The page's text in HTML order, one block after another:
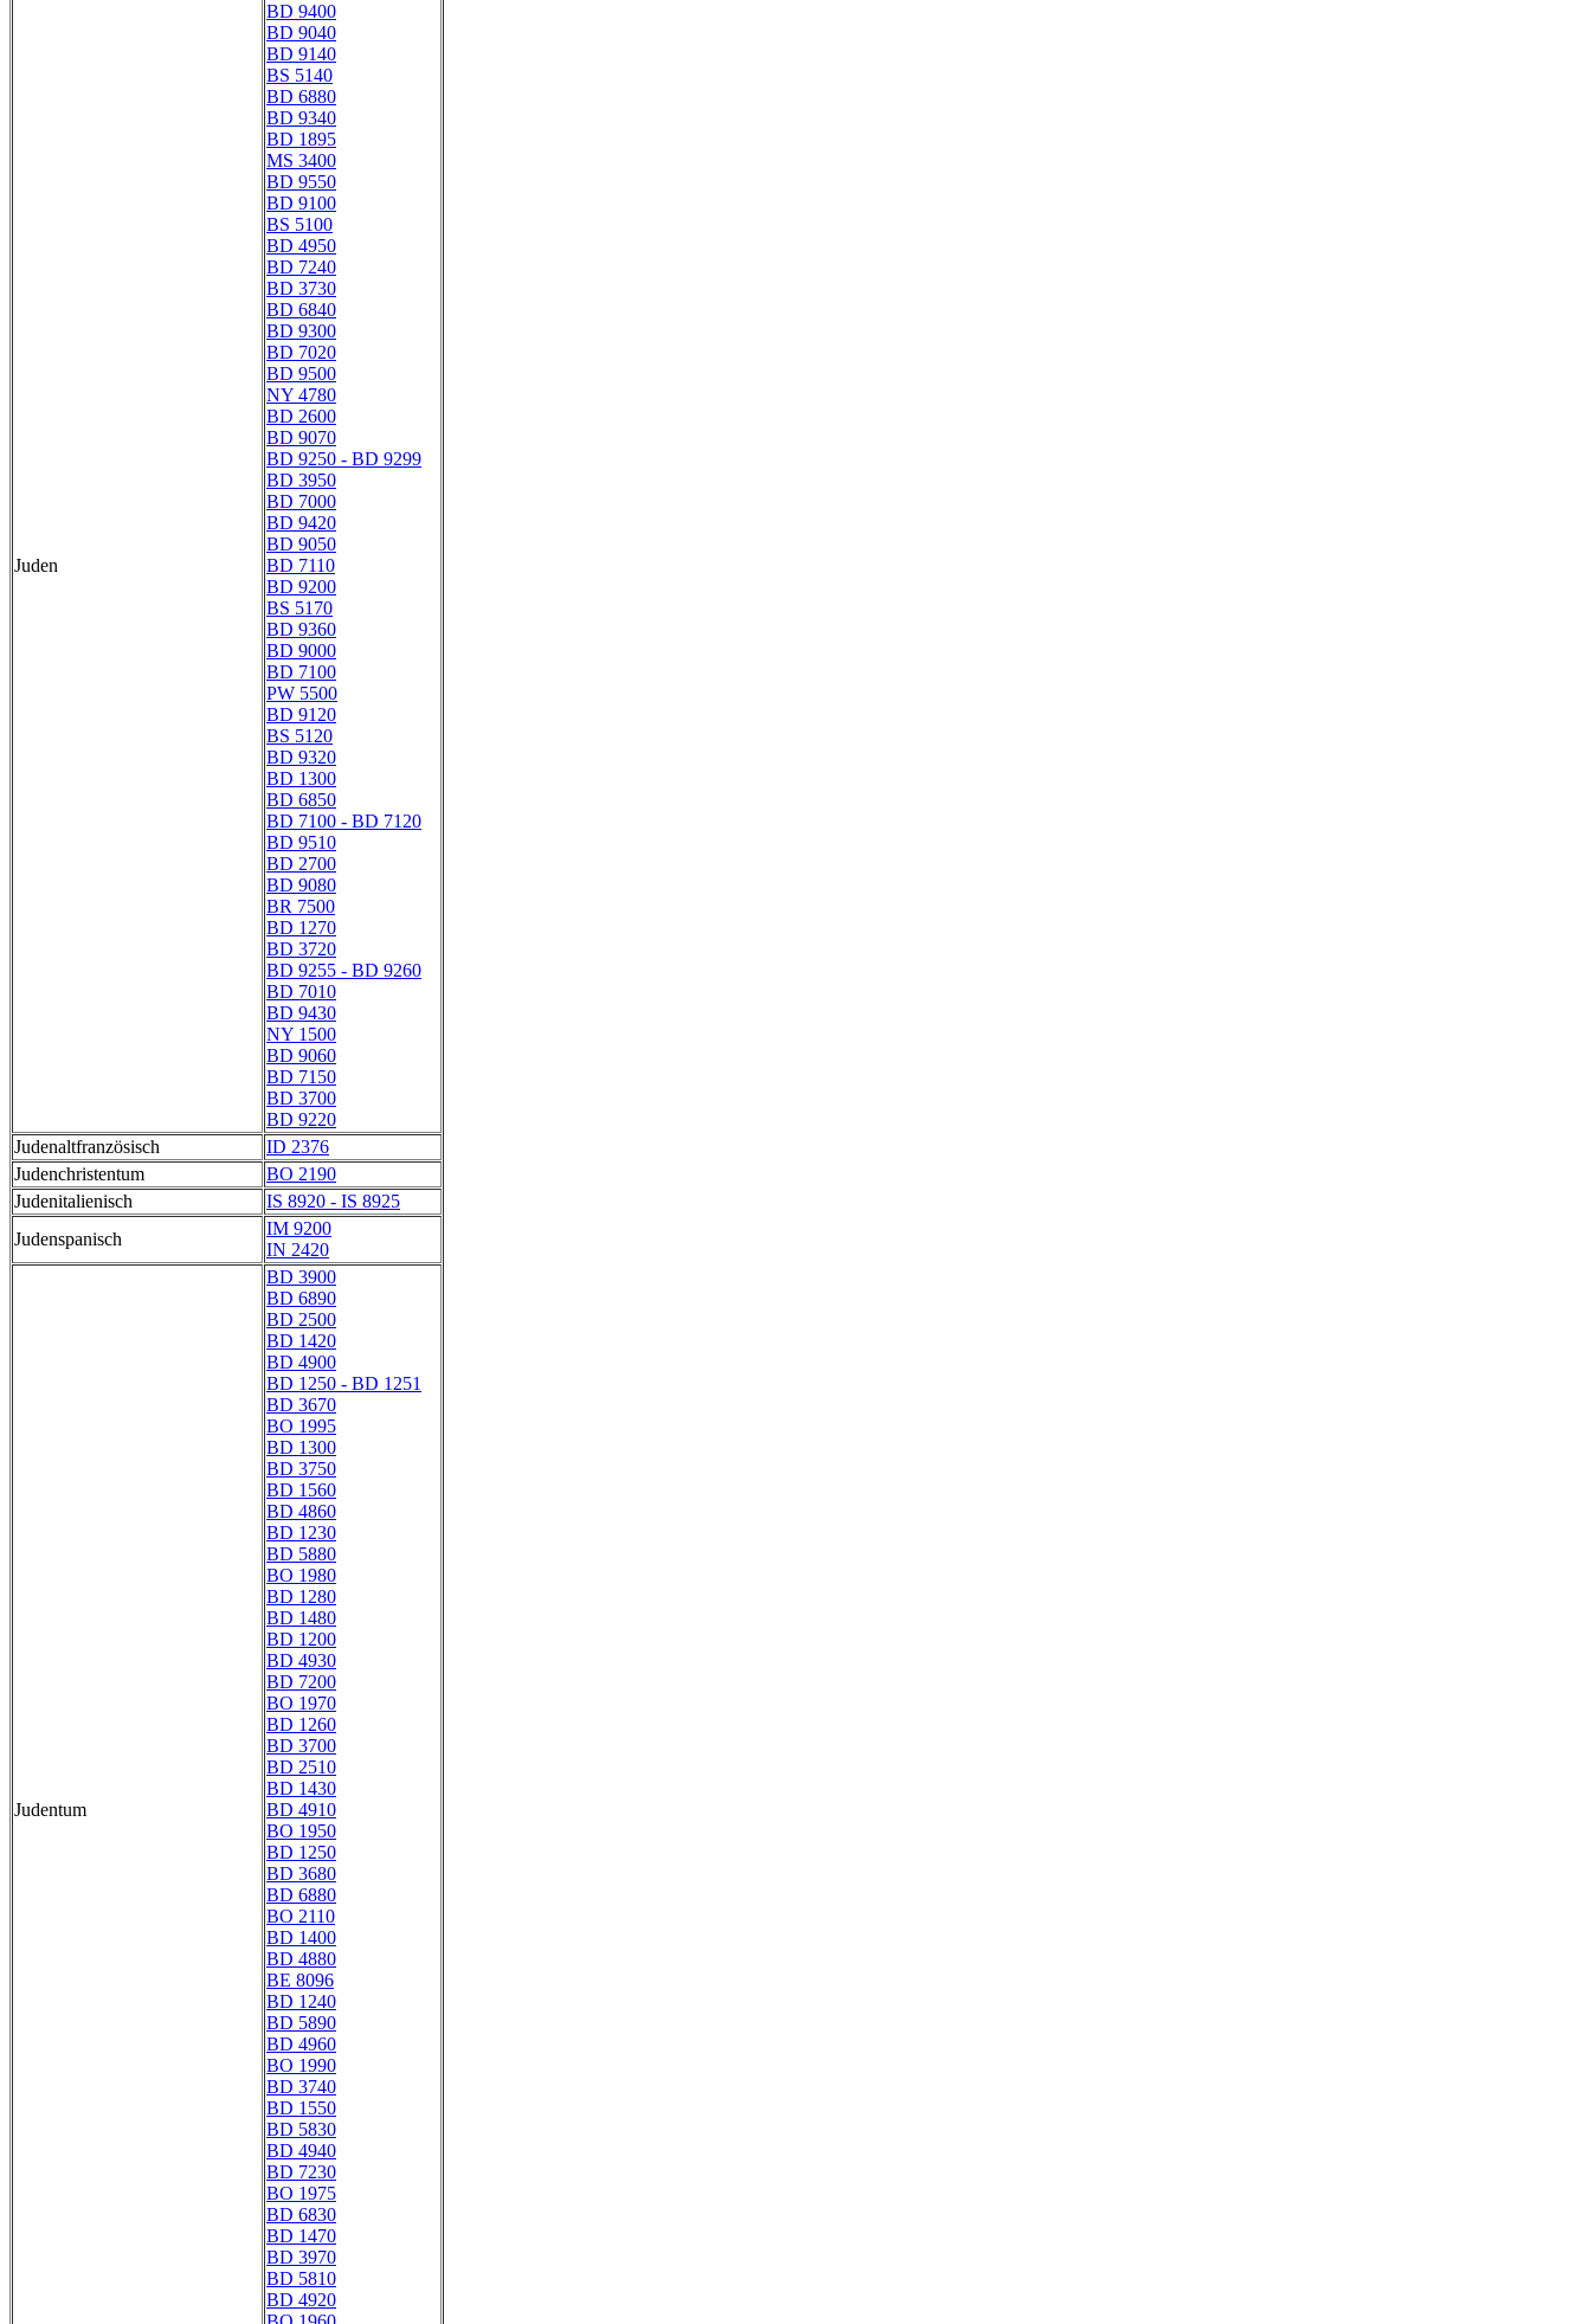
Juden
BD 9400
BD 9040
BD 9140
BS 5140
BD 6880
BD 9340
BD 1895
MS 3400
BD 9550
BD 9100
BS 5100
BD 4950
BD 7240
BD 3730
BD 6840
BD 9300
BD 7020
BD 9500
NY 4780
BD 2600
BD 9070
BD 9250 - BD 9299
BD 3950
BD 7000
BD 9420
BD 9050
BD 7110
BD 9200
BS 5170
BD 9360
BD 9000
BD 7100
PW 5500
BD 9120
BS 5120
BD 9320
BD 1300
BD 6850
BD 7100 - BD 7120
BD 9510
BD 2700
BD 9080
BR 7500
BD 1270
BD 3720
BD 9255 - BD 9260
BD 7010
BD 9430
NY 1500
BD 9060
BD 7150
BD 3700
BD 9220
Judenaltfranzösisch
ID 2376
Judenchristentum
BO 2190
Judenitalienisch
IS 8920 - IS 8925
Judenspanisch
IM 9200
IN 2420
Judentum
BD 3900
BD 6890
BD 2500
BD 1420
BD 4900
BD 1250 - BD 1251
BD 3670
BO 1995
BD 1300
BD 3750
BD 1560
BD 4860
BD 1230
BD 5880
BO 1980
BD 1280
BD 1480
BD 1200
BD 4930
BD 7200
BO 1970
BD 1260
BD 3700
BD 2510
BD 1430
BD 4910
BO 1950
BD 1250
BD 3680
BD 6880
BO 2110
BD 1400
BD 4880
BE 8096
BD 1240
BD 5890
BD 4960
BO 1990
BD 3740
BD 1550
BD 5830
BD 4940
BD 7230
BO 1975
BD 6830
BD 1470
BD 3970
BD 5810
BD 4920